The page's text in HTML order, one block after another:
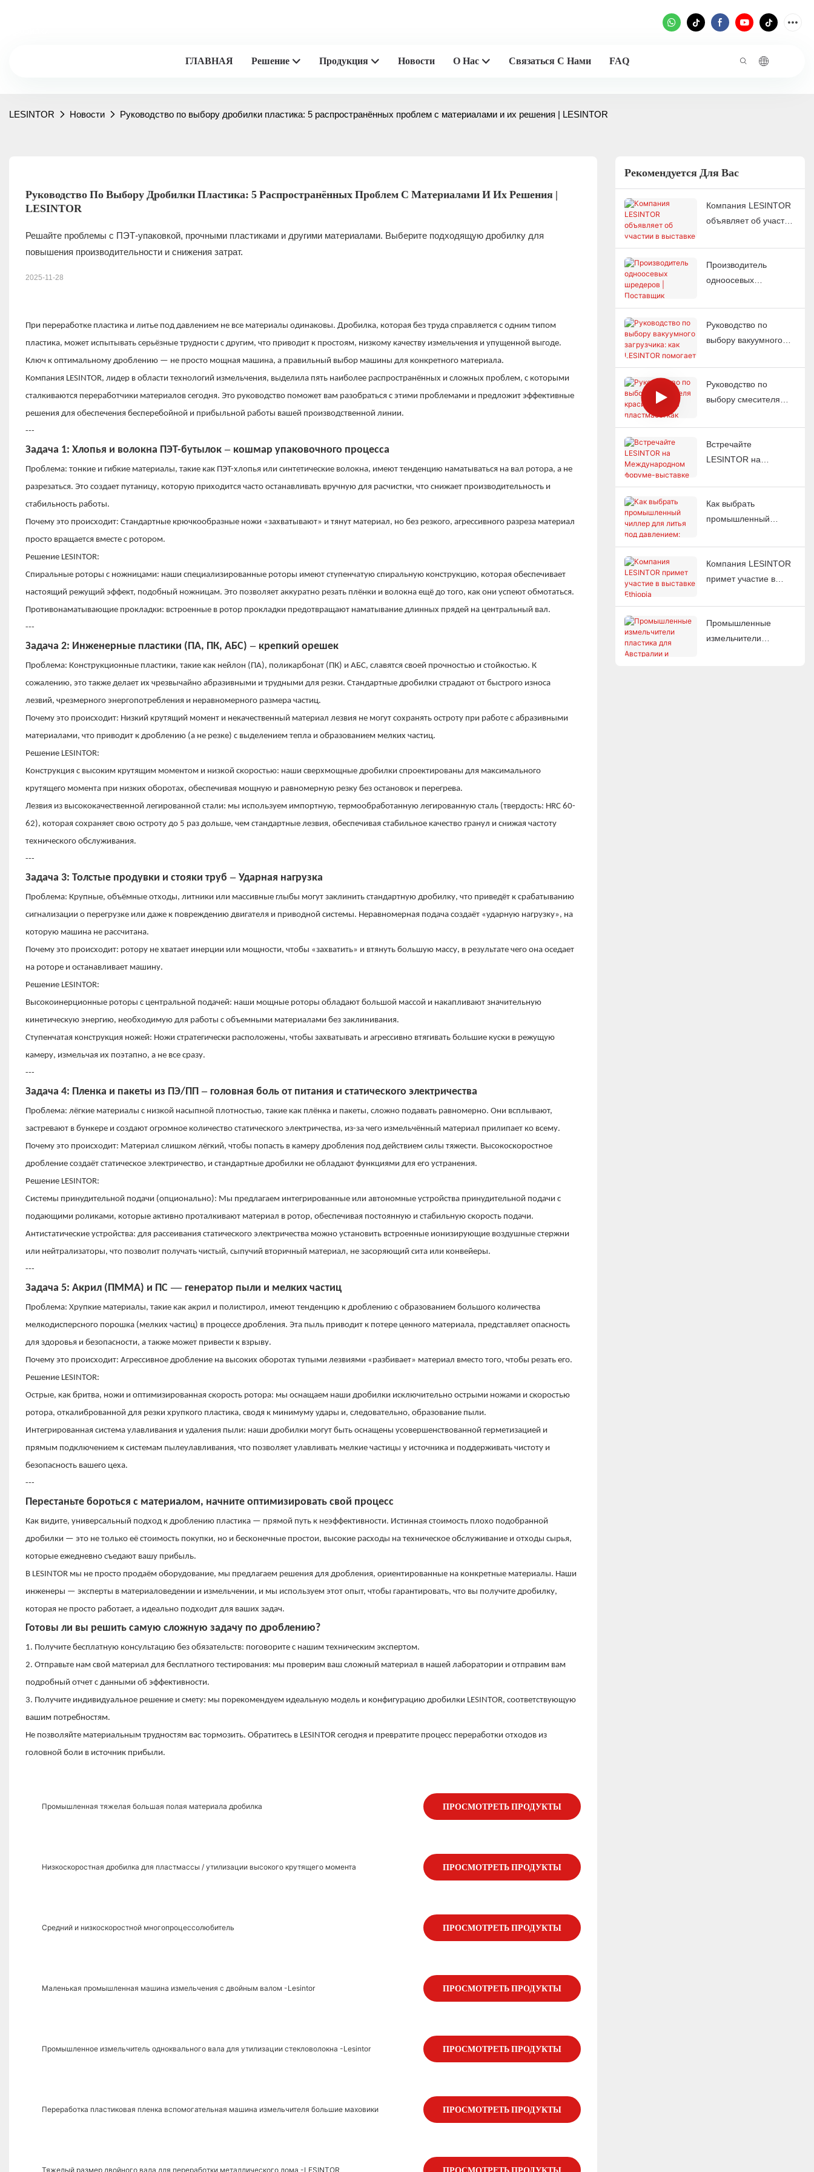
ГЛАВНАЯ Решение Продукция Новости О Нас Связаться С Нами FAQ
LESINTOR Новости Руководство по выбору дробилки пластика: 5 распространённых проблем с материалами и их решения | LESINTOR
Руководство По Выбору Дробилки Пластика: 5 Распространённых Проблем С Материалами И Их Решения |
LESINTOR
Решайте проблемы с ПЭТ-упаковкой, прочными пластиками и другими материалами. Выберите подходящую дробилку для
повышения производительности и снижения затрат.
2025-11-28
При переработке пластика и литье под давлением не все материалы одинаковы. Дробилка, которая без труда справляется с одним типом
пластика, может испытывать серьёзные трудности с другим, что приводит к простоям, низкому качеству измельчения и упущенной выгоде.
Ключ к оптимальному дроблению — не просто мощная машина, а правильный выбор машины для конкретного материала.
Компания LESINTOR, лидер в области технологий измельчения, выделила пять наиболее распространённых и сложных проблем, с которыми
сталкиваются переработчики материалов сегодня. Это руководство поможет вам разобраться с этими проблемами и предложит эффективные
решения для обеспечения бесперебойной и прибыльной работы вашей производственной линии.
---
Задача 1: Хлопья и волокна ПЭТ-бутылок – кошмар упаковочного процесса
Проблема: тонкие и гибкие материалы, такие как ПЭТ-хлопья или синтетические волокна, имеют тенденцию наматываться на вал ротора, а не
разрезаться. Это создает путаницу, которую приходится часто останавливать вручную для расчистки, что снижает производительность и
стабильность работы.
Почему это происходит: Стандартные крючкообразные ножи «захватывают» и тянут материал, но без резкого, агрессивного разреза материал
просто вращается вместе с ротором.
Решение LESINTOR:
Спиральные роторы с ножницами: наши специализированные роторы имеют ступенчатую спиральную конструкцию, которая обеспечивает
настоящий режущий эффект, подобный ножницам. Это позволяет аккуратно резать плёнки и волокна ещё до того, как они успеют обмотаться.
Противонаматывающие прокладки: встроенные в ротор прокладки предотвращают наматывание длинных прядей на центральный вал.
---
Задача 2: Инженерные пластики (ПА, ПК, АБС) – крепкий орешек
Проблема: Конструкционные пластики, такие как нейлон (ПА), поликарбонат (ПК) и АБС, славятся своей прочностью и стойкостью. К
сожалению, это также делает их чрезвычайно абразивными и трудными для резки. Стандартные дробилки страдают от быстрого износа
лезвий, чрезмерного энергопотребления и неравномерного размера частиц.
Почему это происходит: Низкий крутящий момент и некачественный материал лезвия не могут сохранять остроту при работе с абразивными
материалами, что приводит к дроблению (а не резке) с выделением тепла и образованием мелких частиц.
Решение LESINTOR:
Конструкция с высоким крутящим моментом и низкой скоростью: наши сверхмощные дробилки спроектированы для максимального
крутящего момента при низких оборотах, обеспечивая мощную и равномерную резку без остановок и перегрева.
Лезвия из высококачественной легированной стали: мы используем импортную, термообработанную легированную сталь (твердость: HRC 60-
62), которая сохраняет свою остроту до 5 раз дольше, чем стандартные лезвия, обеспечивая стабильное качество гранул и снижая частоту
технического обслуживания.
---
Задача 3: Толстые продувки и стояки труб – Ударная нагрузка
Проблема: Крупные, объёмные отходы, литники или массивные глыбы могут заклинить стандартную дробилку, что приведёт к срабатыванию
сигнализации о перегрузке или даже к повреждению двигателя и приводной системы. Неравномерная подача создаёт «ударную нагрузку», на
которую машина не рассчитана.
Почему это происходит: ротору не хватает инерции или мощности, чтобы «захватить» и втянуть большую массу, в результате чего она оседает
на роторе и останавливает машину.
Решение LESINTOR:
Высокоинерционные роторы с центральной подачей: наши мощные роторы обладают большой массой и накапливают значительную
кинетическую энергию, необходимую для работы с объемными материалами без заклинивания.
Ступенчатая конструкция ножей: Ножи стратегически расположены, чтобы захватывать и агрессивно втягивать большие куски в режущую
камеру, измельчая их поэтапно, а не все сразу.
---
Задача 4: Пленка и пакеты из ПЭ/ПП – головная боль от питания и статического электричества
Проблема: лёгкие материалы с низкой насыпной плотностью, такие как плёнка и пакеты, сложно подавать равномерно. Они всплывают,
застревают в бункере и создают огромное количество статического электричества, из-за чего измельчённый материал прилипает ко всему.
Почему это происходит: Материал слишком лёгкий, чтобы попасть в камеру дробления под действием силы тяжести. Высокоскоростное
дробление создаёт статическое электричество, и стандартные дробилки не обладают функциями для его устранения.
Решение LESINTOR:
Системы принудительной подачи (опционально): Мы предлагаем интегрированные или автономные устройства принудительной подачи с
подающими роликами, которые активно проталкивают материал в ротор, обеспечивая постоянную и стабильную скорость подачи.
Антистатические устройства: для рассеивания статического электричества можно установить встроенные ионизирующие воздушные стержни
или нейтрализаторы, что позволит получать чистый, сыпучий вторичный материал, не засоряющий сита или конвейеры.
---
Задача 5: Акрил (ПММА) и ПС — генератор пыли и мелких частиц
Проблема: Хрупкие материалы, такие как акрил и полистирол, имеют тенденцию к дроблению с образованием большого количества
мелкодисперсного порошка (мелких частиц) в процессе дробления. Эта пыль приводит к потере ценного материала, представляет опасность
для здоровья и безопасности, а также может привести к взрыву.
Почему это происходит: Агрессивное дробление на высоких оборотах тупыми лезвиями «разбивает» материал вместо того, чтобы резать его.
Решение LESINTOR:
Острые, как бритва, ножи и оптимизированная скорость ротора: мы оснащаем наши дробилки исключительно острыми ножами и скоростью
ротора, откалиброванной для резки хрупкого пластика, сводя к минимуму удары и, следовательно, образование пыли.
Интегрированная система улавливания и удаления пыли: наши дробилки могут быть оснащены усовершенствованной герметизацией и
прямым подключением к системам пылеулавливания, что позволяет улавливать мелкие частицы у источника и поддерживать чистоту и
безопасность вашего цеха.
---
Перестаньте бороться с материалом, начните оптимизировать свой процесс
Как видите, универсальный подход к дроблению пластика — прямой путь к неэффективности. Истинная стоимость плохо подобранной
дробилки — это не только её стоимость покупки, но и бесконечные простои, высокие расходы на техническое обслуживание и отходы сырья,
которые ежедневно съедают вашу прибыль.
В LESINTOR мы не просто продаём оборудование, мы предлагаем решения для дробления, ориентированные на конкретные материалы. Наши
инженеры — эксперты в материаловедении и измельчении, и мы используем этот опыт, чтобы гарантировать, что вы получите дробилку,
которая не просто работает, а идеально подходит для ваших задач.
Готовы ли вы решить самую сложную задачу по дроблению?
1. Получите бесплатную консультацию без обязательств: поговорите с нашим техническим экспертом.
2. Отправьте нам свой материал для бесплатного тестирования: мы проверим ваш сложный материал в нашей лаборатории и отправим вам
подробный отчет с данными об эффективности.
3. Получите индивидуальное решение и смету: мы порекомендуем идеальную модель и конфигурацию дробилки LESINTOR, соответствующую
вашим потребностям.
Не позволяйте материальным трудностям вас тормозить. Обратитесь в LESINTOR сегодня и превратите процесс переработки отходов из
головной боли в источник прибыли.
Промышленная тяжелая большая полая материала дробилка ПРОСМОТРЕТЬ ПРОДУКТЫ
Низкоскоростная дробилка для пластмассы / утилизации высокого крутящего момента ПРОСМОТРЕТЬ ПРОДУКТЫ
Средний и низкоскоростной многопроцессолюбитель ПРОСМОТРЕТЬ ПРОДУКТЫ
Маленькая промышленная машина измельчения с двойным валом -Lesintor ПРОСМОТРЕТЬ ПРОДУКТЫ
Промышленное измельчитель одноквального вала для утилизации стекловолокна -Lesintor ПРОСМОТРЕТЬ ПРОДУКТЫ
Переработка пластиковая пленка вспомогательная машина измельчителя большие маховики ПРОСМОТРЕТЬ ПРОДУКТЫ
Тяжелый размер двойного вала для переработки металлического лома -LESINTOR ПРОСМОТРЕТЬ ПРОДУКТЫ
Рекомендуется Для Вас
Компания LESINTOR
объявляет об участии
PLAST PERU 2026 –
посетите наш стенд
J851.
Производитель
одноосевых
Поставщик
промышленных
шредеров для
LESINTOR
Руководство по
выбору вакуумного
LESINTOR помогает
мировым заводам по
литью под давлением
подачу материала
Руководство по
выбору смесителя
пластмасс: как
LESINTOR помогает
мировым заводам по
получать стабильный
цвет каждый раз.
Встречайте
LESINTOR на
форуме-выставке
пластмассовой
промышленности
Марокко.
Как выбрать
промышленный
давлением: чиллеры
с водяным или
воздушным
Компания LESINTOR
примет участие в
Plastprintpack 2026 |
Производитель
вспомогательного
Промышленные
измельчители